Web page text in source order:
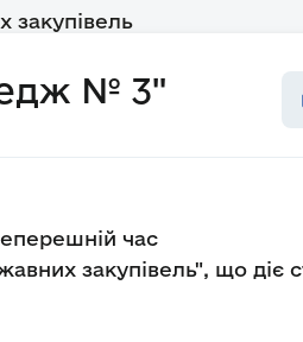
закупівель
№ 3"
час
закупівель", що діє